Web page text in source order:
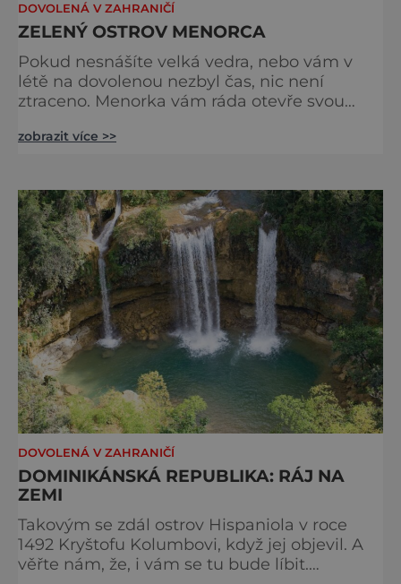
DOVOLENÁ V ZAHRANIČÍ
ZELENÝ OSTROV MENORCA
Pokud nesnášíte velká vedra, nebo vám v
létě na dovolenou nezbyl čas, nic není
ztraceno. Menorka vám ráda otevře svou
minor (Menší ostrov), který se používal pro
Mallorky se ostrov liší nejen velikostí, ale také
rytmem života. Zatímco větší sestru už
dávno ve dne v noci o
zobrazit více >>
DOVOLENÁ V ZAHRANIČÍ
DOMINIKÁNSKÁ REPUBLIKA: RÁJ NA
ZEMI
Takovým se zdál ostrov Hispaniola v roce
1492 Kryštofu Kolumbovi, když jej objevil. A
věřte nám, že, i vám se tu bude líbit.